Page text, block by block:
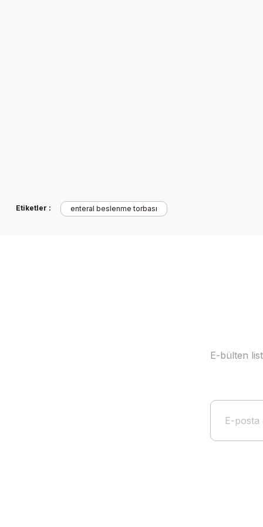
Etiketler : enteral beslenme torbası
E-bülten